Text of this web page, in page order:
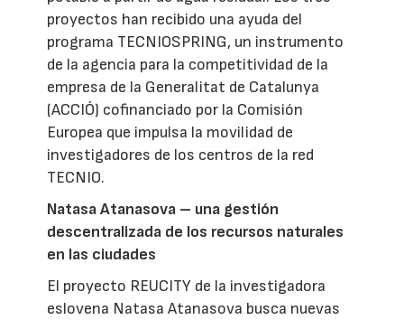
proyectos han recibido una ayuda del
programa TECNIOSPRING, un instrumento
de la agencia para la competitividad de la
empresa de la Generalitat de Catalunya
(ACCIÓ) cofinanciado por la Comisión
Europea que impulsa la movilidad de
investigadores de los centros de la red
TECNIO.
Natasa Atanasova – una gestión
descentralizada de los recursos naturales
en las ciudades
El proyecto REUCITY de la investigadora
eslovena Natasa Atanasova busca nuevas